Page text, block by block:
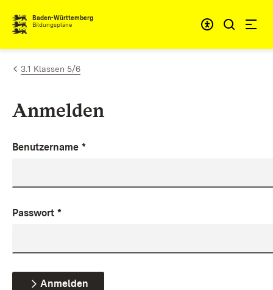
Zum Inhalt springen
Baden-Württemberg
Bildungspläne
3.1 Klassen 5/6
Anmelden
Benutzername *
Passwort *
Anmelden